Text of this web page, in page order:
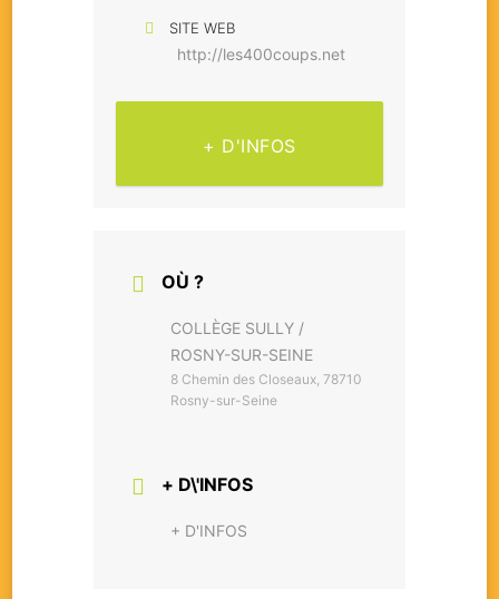
SITE WEB
http://les400coups.net
+ D'INFOS
OÙ ?
COLLÈGE SULLY /
ROSNY-SUR-SEINE
8 Chemin des Closeaux, 78710
Rosny-sur-Seine
+ D\'INFOS
+ D'INFOS